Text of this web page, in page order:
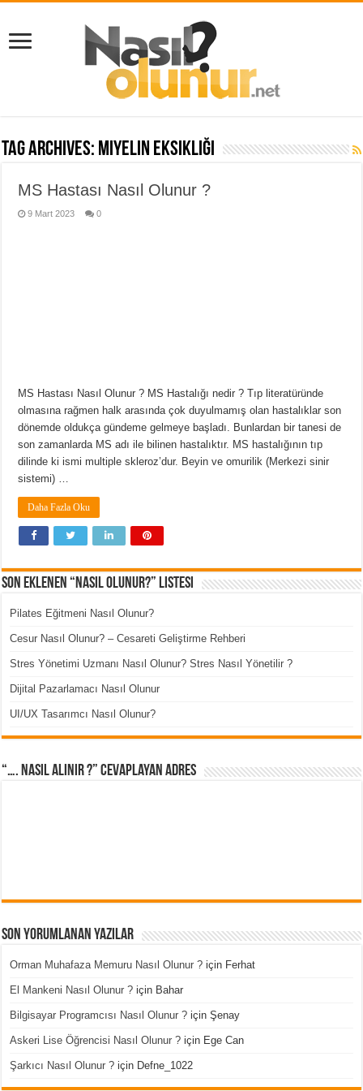
Tag Archives: miyelin eksikliği
MS Hastası Nasıl Olunur ?
9 Mart 2023 0
MS Hastası Nasıl Olunur ? MS Hastalığı nedir ? Tıp literatüründe
olmasına rağmen halk arasında çok duyulmamış olan hastalıklar son
dönemde oldukça gündeme gelmeye başladı. Bunlardan bir tanesi de
son zamanlarda MS adı ile bilinen hastalıktır. MS hastalığının tıp
dilinde ki ismi multiple skleroz’dur. Beyin ve omurilik (Merkezi sinir
sistemi) …
Daha Fazla Oku
Son Eklenen “Nasıl Olunur?” Listesi
Pilates Eğitmeni Nasıl Olunur?
Cesur Nasıl Olunur? – Cesareti Geliştirme Rehberi
Stres Yönetimi Uzmanı Nasıl Olunur? Stres Nasıl Yönetilir ?
Dijital Pazarlamacı Nasıl Olunur
UI/UX Tasarımcı Nasıl Olunur?
“…. Nasıl Alınır ?” cevaplayan adres
Son Yorumlanan Yazılar
Orman Muhafaza Memuru Nasıl Olunur ? için Ferhat
El Mankeni Nasıl Olunur ? için Bahar
Bilgisayar Programcısı Nasıl Olunur ? içinŞenay
Askeri Lise Öğrencisi Nasıl Olunur ? için Ege Can
Şarkıcı Nasıl Olunur ? için Defne_1022